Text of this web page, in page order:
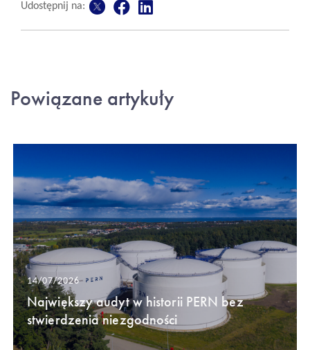
Udostępnij na:
Powiązane artykuły
14/07/2026
Największy audyt w historii PERN bez
stwierdzenia niezgodności